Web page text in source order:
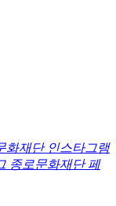
화재단 인스타그램
종로문화재단 페